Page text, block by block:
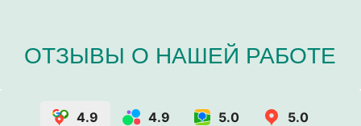
4.9 4.9 5.0 5.0